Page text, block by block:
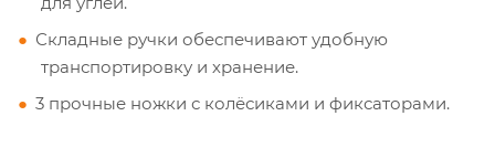
Складные ручки обеспечивают удобную
транспортировку и хранение.
3 прочные ножки с колёсиками и фиксаторами.